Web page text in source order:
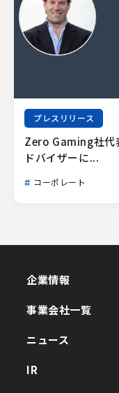
プレスリリース
Zero Gaming社代
ドバイザーに...
コーポレート
企業情報
事業会社一覧
ニュース
IR